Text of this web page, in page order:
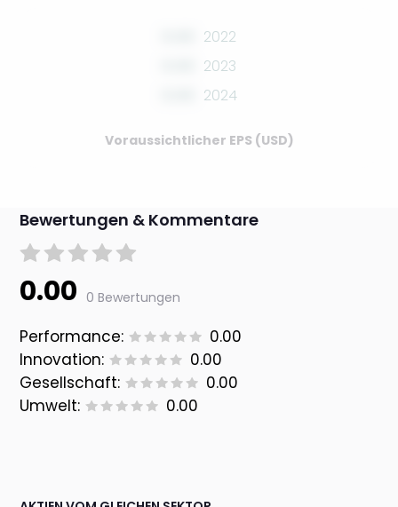
2022
2023
2024
Voraussichtlicher EPS (USD)
Bewertungen & Kommentare
0.00 0 Bewertungen
Performance:
0.00
Innovation:
0.00
Gesellschaft:
0.00
Umwelt:
0.00